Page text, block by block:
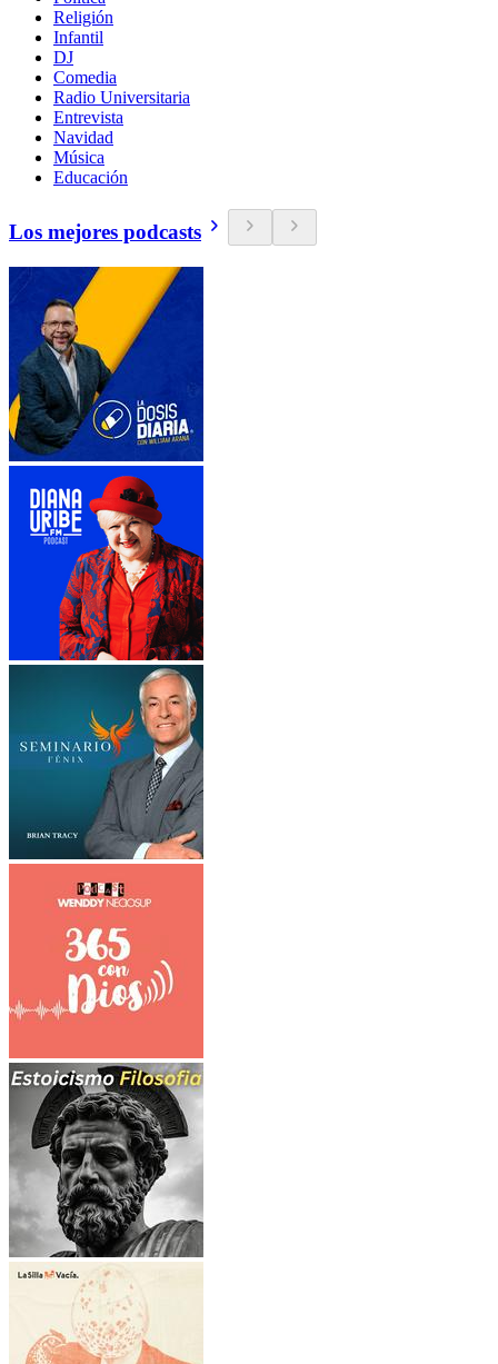
Religión
Infantil
DJ
Comedia
Radio Universitaria
Entrevista
Navidad
Música
Educación
Los mejores podcasts